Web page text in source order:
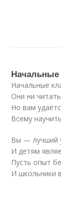
Начальные
Они ни
Но вам
Всему
Вы — лучший
И детям
Пусть опыт
И школьники